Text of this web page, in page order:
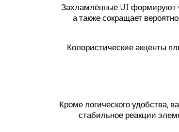
Захламлённые UI формируют
а также сокращает
Колористические акценты
Кроме логического удобства,
стабильное реакции